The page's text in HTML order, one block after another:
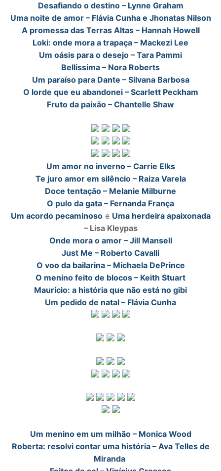
Desafiando o destino – Lynne Graham
Uma noite de amor – Flávia Cunha e Jhonatas Nilson
A promessa das Terras Altas – Hannah Howell
Loki: onde mora a trapaça – Mackezi Lee
Um oásis para o desejo – Tara Pammi
Bellissima – Nora Roberts
Um paraíso para Dante – Silvana Barbosa
O lorde que eu abandonei – Scarlett Peckham
Fruto da paixão – Chantelle Shaw
Um amor no inverno – Carrie Elks
Te juro amor em silêncio – Raiza Varela
Doce tentação – Melanie Milburne
O pulo da gata – Fernanda França
Um acordo pecaminosoe Uma herdeira apaixonada
– Lisa Kleypas
Onde mora o amor – Jill Mansell
Just Me – Roberto Cavalli
O voo da bailarina – Michaela DePrince
O menino feito de blocos – Keith Stuart
Maurício: a história que não está no gibi
Um pedido de natal – Flávia Cunha
Um menino em um milhão – Monica Wood
Roberta: resolvi contar uma história – Ava Telles de
Miranda